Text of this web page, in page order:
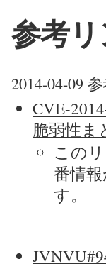
参考
2014-04-09
CVE-
脆弱性ま
この
番情
す。